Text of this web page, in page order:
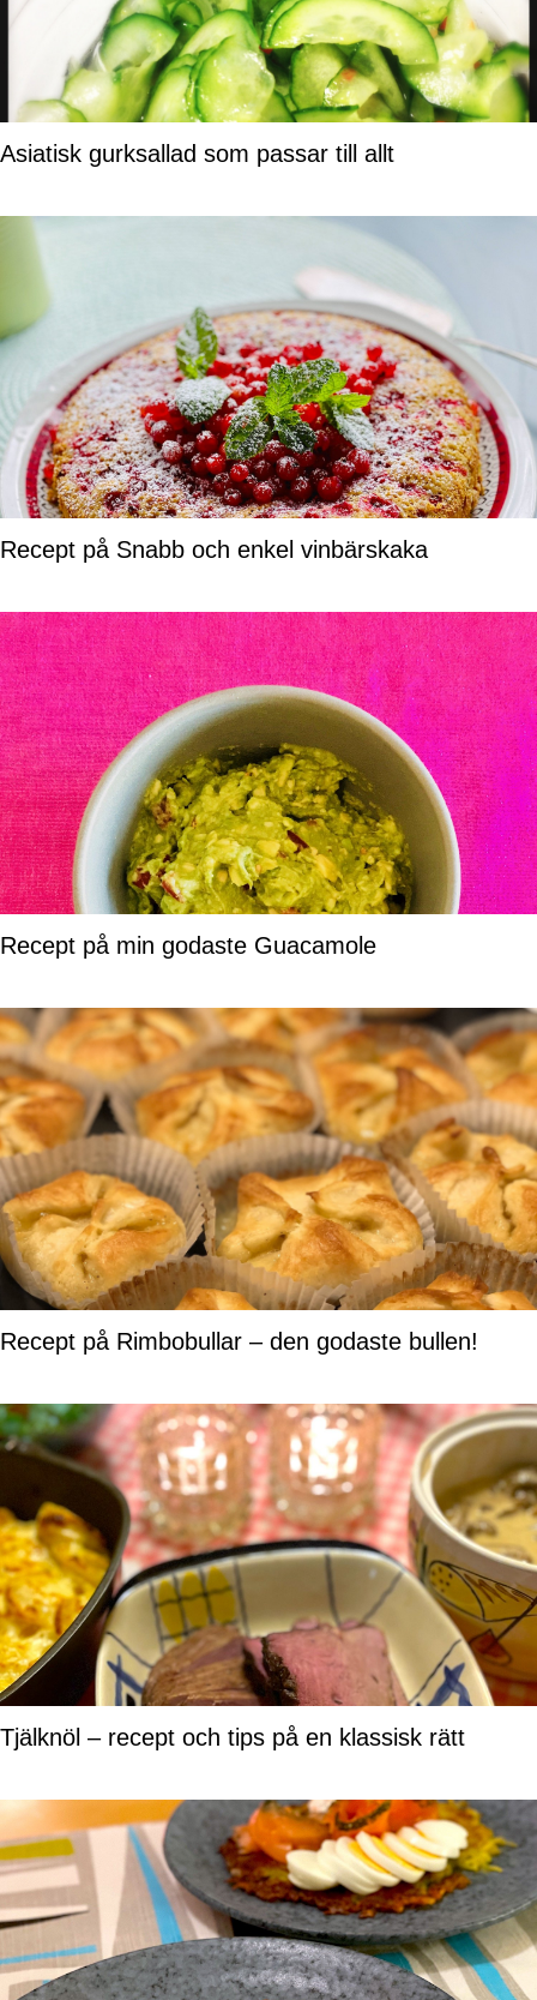
Asiatisk gurksallad som passar till allt
Recept på Snabb och enkel vinbärskaka
Recept på min godaste Guacamole
Recept på Rimbobullar – den godaste bullen!
Tjälknöl – recept och tips på en klassisk rätt